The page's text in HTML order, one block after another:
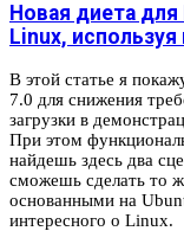
Новая диета
Linux,
В этой статье я
7.0 для снижения
загрузки в
При этом
найдешь здесь два
сможешь сделать то
основанными на
интересного о Linux.